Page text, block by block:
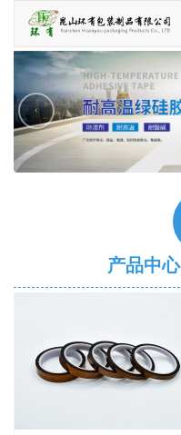
‹
产品中心